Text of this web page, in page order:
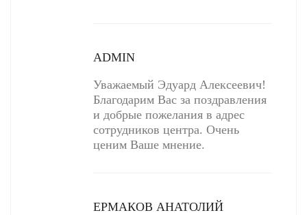
ADMIN
Уважаемый Эдуард Алексеевич!
Благодарим Вас за поздравления
и добрые пожелания в адрес
сотрудников центра. Очень
ценим Ваше мнение.
ЕРМАКОВ АНАТОЛИЙ